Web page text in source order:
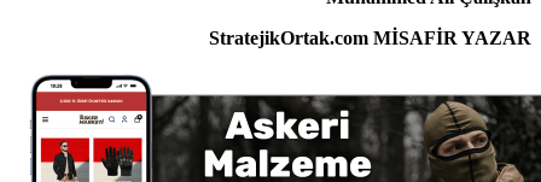
StratejikOrtak.com MİSAFİR YAZAR